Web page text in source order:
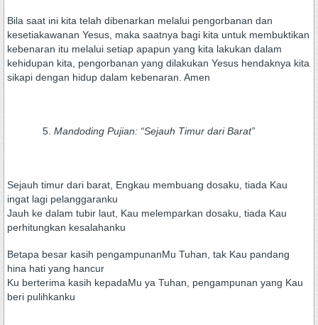
Bila saat ini kita telah dibenarkan melalui pengorbanan dan
kesetiakawanan Yesus, maka saatnya bagi kita untuk membuktikan
kebenaran itu melalui setiap apapun yang kita lakukan dalam
kehidupan kita, pengorbanan yang dilakukan Yesus hendaknya kita
sikapi dengan hidup dalam kebenaran. Amen
Mandoding Pujian: “Sejauh Timur dari Barat”
Sejauh timur dari barat, Engkau membuang dosaku, tiada Kau
ingat lagi pelanggaranku
Jauh ke dalam tubir laut, Kau melemparkan dosaku, tiada Kau
perhitungkan kesalahanku
Betapa besar kasih pengampunanMu Tuhan, tak Kau pandang
hina hati yang hancur
Ku berterima kasih kepadaMu ya Tuhan, pengampunan yang Kau
beri pulihkanku